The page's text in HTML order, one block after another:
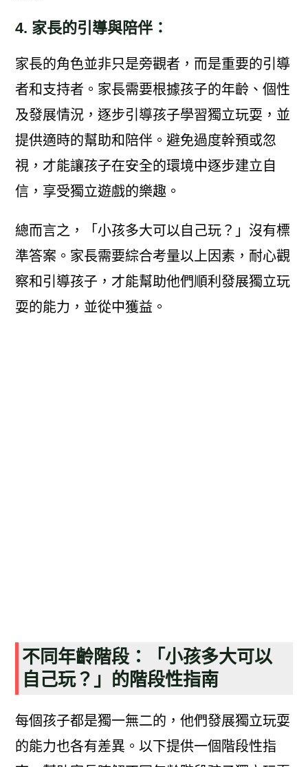
4. 家長的引導與陪伴：
家長的角色並非只是旁觀者，而是重要的引導
者和支持者。家長需要根據孩子的年齡、個性
及發展情況，逐步引導孩子學習獨立玩耍，並
提供適時的幫助和陪伴。避免過度幹預或忽
視，才能讓孩子在安全的環境中逐步建立自
信，享受獨立遊戲的樂趣。
總而言之，「小孩多大可以自己玩？」沒有標
準答案。家長需要綜合考量以上因素，耐心觀
察和引導孩子，才能幫助他們順利發展獨立玩
耍的能力，並從中獲益。
不同年齡階段：「小孩多大可以
自己玩？」的階段性指南
每個孩子都是獨一無二的，他們發展獨立玩耍
的能力也各有差異。以下提供一個階段性指